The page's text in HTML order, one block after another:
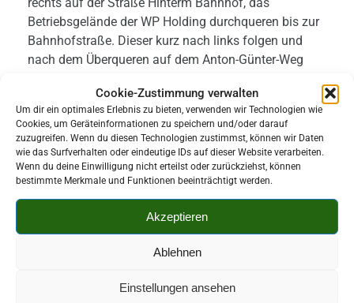
Cookie-Zustimmung verwalten
Um dir ein optimales Erlebnis zu bieten, verwenden wir Technologien wie
Cookies, um Geräteinformationen zu speichern und/oder darauf
zuzugreifen. Wenn du diesen Technologien zustimmst, können wir Daten
wie das Surfverhalten oder eindeutige IDs auf dieser Website verarbeiten.
Wenn du deine Einwilligung nicht erteilst oder zurückziehst, können
bestimmte Merkmale und Funktionen beeinträchtigt werden.
Akzeptieren
Ablehnen
Einstellungen ansehen
Betriebsgelände der WP Holding durchqueren bis zur
Bahnhofstraße. Dieser kurz nach links folgen und
nach dem Überqueren auf dem Anton-Günter-Weg
Gaststätte (Bank 7 / 11,2 km).
(Wanderzeit: 3-5 Stunden je nach Verweilzeit auf den
Bänken)
Den Flyer zur Sieben-Hügel-Wanderung erhalten Sie
Hier finden Sie die Karte als PDF zum